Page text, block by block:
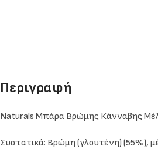
Περιγραφή
Naturals Μπάρα Βρώμης Κάνναβης
Συστατικά: Βρώμη (γλουτένη) (55%),